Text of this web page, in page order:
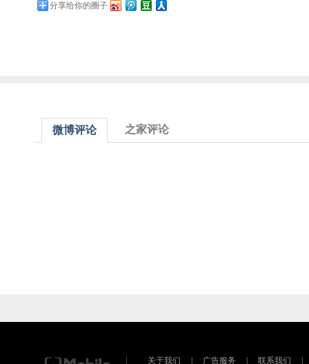
分享给你的圈子
微博评论 之家评论
关于我们 广告服务 联系我们